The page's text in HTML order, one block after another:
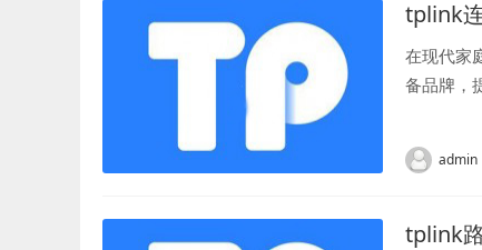
tplink
在现代家
备品牌，
admin
tplink